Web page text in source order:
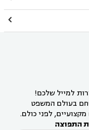

למייל שלכם!
בעולם המשפט
לפני כולם.
התפוצה